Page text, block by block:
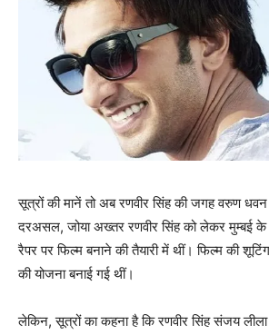
सूत्रों की मानें तो अब रणवीर सिंह की जगह वरुण
दरअसल, जोया अख्‍तर रणवीर सिंह को लेकर मुम्‍बई
रैपर पर फिल्‍म बनाने की तैयारी में थीं। फिल्‍म की
की योजना बनाई गई थीं।
लेकिन, सूत्रों का कहना है कि रणवीर सिंह संजय लीला